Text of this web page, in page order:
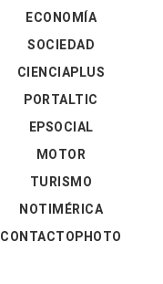
ECONOMÍA
SOCIEDAD
CIENCIAPLUS
PORTALTIC
EPSOCIAL
MOTOR
TURISMO
NOTIMÉRICA
CONTACTOPHOTO